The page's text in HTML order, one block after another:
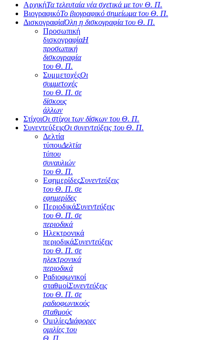
ΑρχικήΤα τελευταία νέα σχετικά με τον Θ. Π.
ΒιογραφικόΤο βιογραφικό σημείωμα του Θ. Π.
ΔισκογραφίαΌλη η δισκογραφία του Θ. Π.
Προσωπική
δισκογραφίαΗ
προσωπική
δισκογραφία
του Θ. Π.
ΣυμμετοχέςΟι
συμμετοχές
του Θ. Π. σε
δίσκους
άλλων
ΣτίχοιΟι στίχοι των δίσκων του Θ. Π.
ΣυνεντεύξειςΟι συνεντεύξεις του Θ. Π.
Δελτία
τύπουΔελτία
τύπου
συναυλιών
του Θ. Π.
ΕφημερίδεςΣυνεντεύξεις
του Θ. Π. σε
εφημερίδες
ΠεριοδικάΣυνεντεύξεις
του Θ. Π. σε
περιοδικά
Ηλεκτρονικά
περιοδικάΣυνεντεύξεις
του Θ. Π. σε
ηλεκτρονικά
περιοδικά
Ραδιοφωνικοί
σταθμοίΣυνεντεύξεις
του Θ. Π. σε
ραδιοφωνικούς
σταθμούς
ΟμιλίεςΔιάφορες
ομιλίες του